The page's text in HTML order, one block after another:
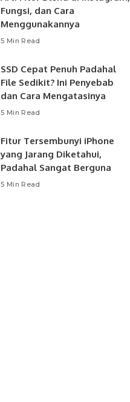
Fungsi, dan Cara
Menggunakannya
5 Min Read
SSD Cepat Penuh Padahal
File Sedikit? Ini Penyebab
dan Cara Mengatasinya
5 Min Read
Fitur Tersembunyi iPhone
yang Jarang Diketahui,
Padahal Sangat Berguna
5 Min Read